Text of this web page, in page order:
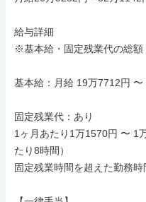
給与詳細
※基本給・固定残業代の総額
基本給：月給 19万7712円 〜
固定残業代：あり
1ヶ月あたり1万1570円 〜 1
たり8時間）
固定残業時間を超えた勤務